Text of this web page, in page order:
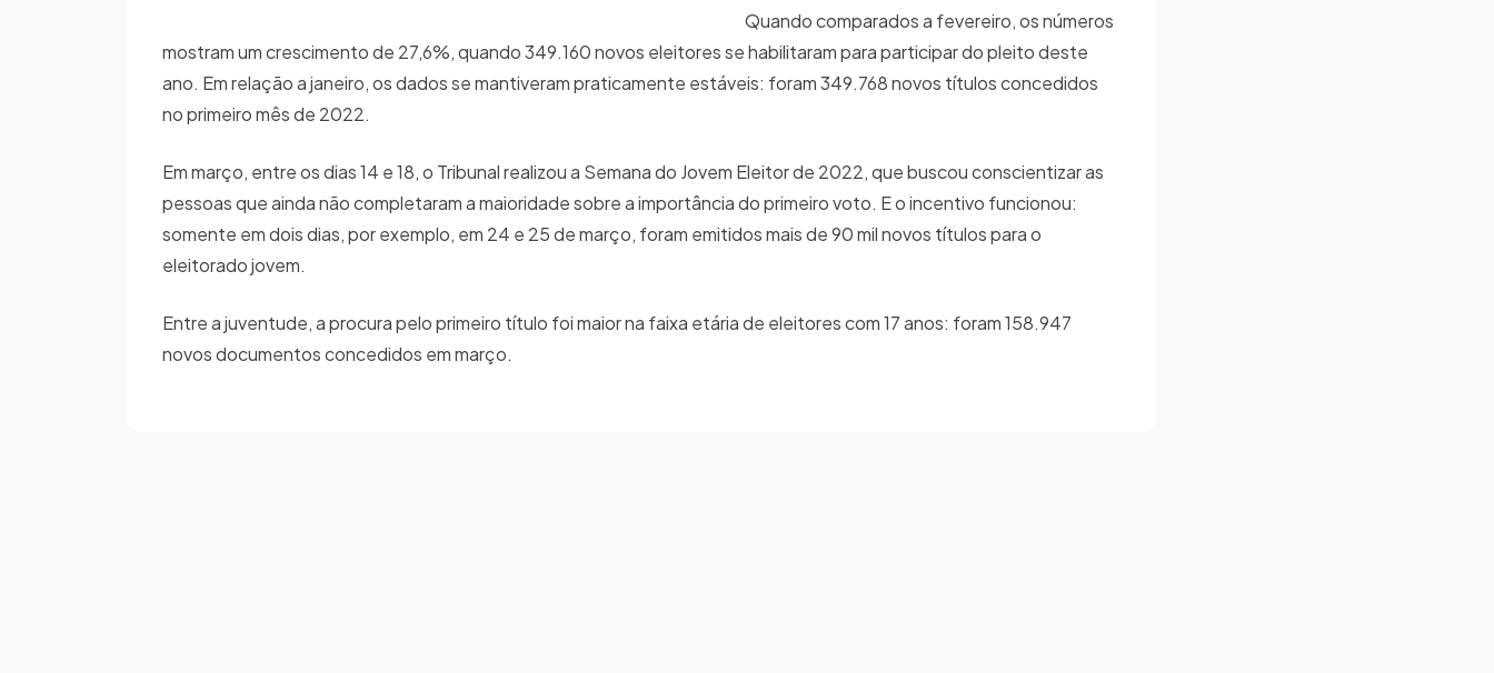
Quando comparados a fevereiro, os números
mostram um crescimento de 27,6%, quando 349.160 novos eleitores se habilitaram para participar do pleito deste
ano. Em relação a janeiro, os dados se mantiveram praticamente estáveis: foram 349.768 novos títulos concedidos
no primeiro mês de 2022.
Em março, entre os dias 14 e 18, o Tribunal realizou a Semana do Jovem Eleitor de 2022, que buscou conscientizar as
pessoas que ainda não completaram a maioridade sobre a importância do primeiro voto. E o incentivo funcionou:
somente em dois dias, por exemplo, em 24 e 25 de março, foram emitidos mais de 90 mil novos títulos para o
eleitorado jovem.
Entre a juventude, a procura pelo primeiro título foi maior na faixa etária de eleitores com 17 anos: foram 158.947
novos documentos concedidos em março.